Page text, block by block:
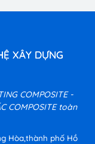
XÂY DỰNG
COMPOSITE -
COMPOSITE toàn
Hòa,thành phố Hồ